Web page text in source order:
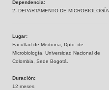
Dependencia:
2- DEPARTAMENTO DE MICROBIOLOGÍA
Lugar:
Facultad de Medicina, Dpto. de
Microbiología, Universidad Nacional de
Colombia, Sede Bogotá.
Duración:
12 meses